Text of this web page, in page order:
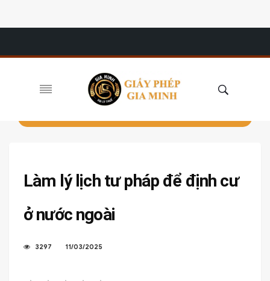
Làm lý lịch tư pháp để định cư
ở nước ngoài
3297 11/03/2025